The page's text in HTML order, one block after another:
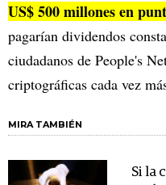
US$ 500 millones en
pagarían dividendos
ciudadanos de People's
criptográficas cada vez
MIRA TAMBIÉN
Si la